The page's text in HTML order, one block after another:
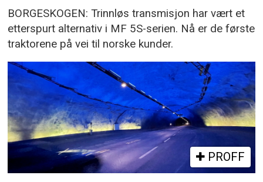
BORGESKOGEN: Trinnløs transmisjon har vært et
etterspurt alternativ i MF 5S-serien. Nå er de første
traktorene på vei til norske kunder.
PROFF